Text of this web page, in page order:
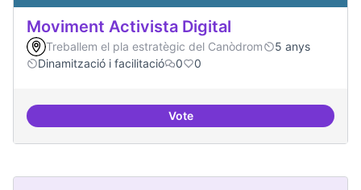
Moviment Activista Digital
Treballem el pla estratègic del Canòdrom
5 anys
Dinamització i facilitació
0 0
VoteMoviment Activista Digital